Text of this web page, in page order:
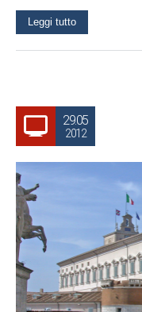
Leggi tutto
29.05
2012